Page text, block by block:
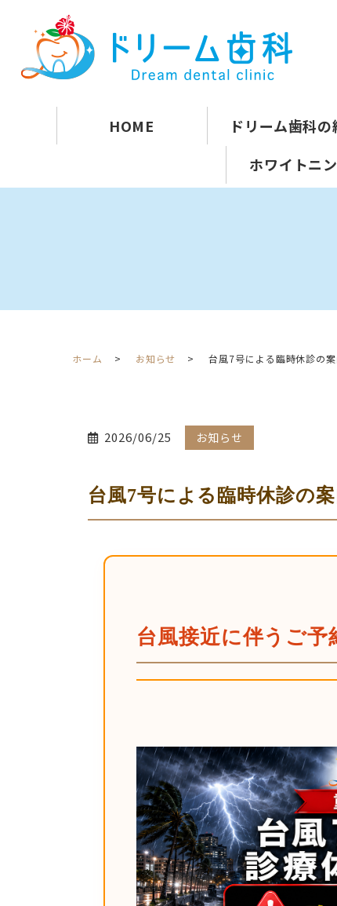
HOME ドリーム歯科の
ホワイトニ
ホーム お知らせ 台風7号による臨時休診の案
2026/06/25 お知らせ
台風7号による臨時休診の
台風接近に伴うご